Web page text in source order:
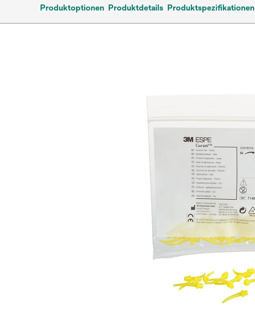
Produktoptionen Produktdetails Produktspezifikationen